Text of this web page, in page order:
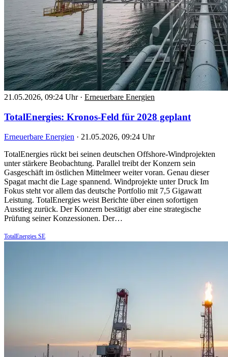
21.05.2026, 09:24 Uhr · Erneuerbare Energien
TotalEnergies: Kronos-Feld für 2028 geplant
Erneuerbare Energien · 21.05.2026, 09:24 Uhr
TotalEnergies rückt bei seinen deutschen Offshore-Windprojekten
unter stärkere Beobachtung. Parallel treibt der Konzern sein
Gasgeschäft im östlichen Mittelmeer weiter voran. Genau dieser
Spagat macht die Lage spannend. Windprojekte unter Druck Im
Fokus steht vor allem das deutsche Portfolio mit 7,5 Gigawatt
Leistung. TotalEnergies weist Berichte über einen sofortigen
Ausstieg zurück. Der Konzern bestätigt aber eine strategische
Prüfung seiner Konzessionen. Der…
TotalEnergies SE